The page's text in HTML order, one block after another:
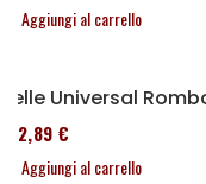
Aggiungi al carrello
Selle Universal
152,89 €
Aggiungi al carrello